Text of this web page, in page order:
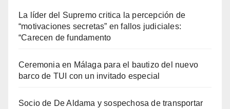
La líder del Supremo critica la percepción de
“motivaciones secretas” en fallos judiciales:
“Carecen de fundamento
Ceremonia en Málaga para el bautizo del nuevo
barco de TUI con un invitado especial
Socio de De Aldama y sospechosa de transportar